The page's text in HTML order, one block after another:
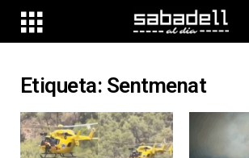
Etiqueta: Sentmenat